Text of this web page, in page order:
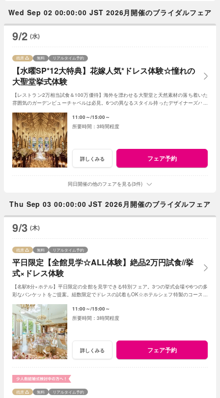
Wed Sep 02 00:00:00 JST 2026月開催のブライダルフェア
9/2 (水)
【水曜SP*12大特典】花嫁人気*ドレス体験☆憧れの
大聖堂挙式体験
残席 無料 リアルタイム予約
【レストラン2万相当試食＆100万優待】海外を漂わせる大聖堂と天然素材の落ち着いた
雰囲気のガーデンビューチャペルは必見。6つの異なるスタイル持ったデザイナーズバン
11:00～ 15:00～
3時間程度
詳しくみる フェア予約
同日開催の他のフェアを見る(3件)
Thu Sep 03 00:00:00 JST 2026月開催のブライダルフェア
9/3 (木)
平日限定【全館見学☆ALL体験】絶品2万円試食//挙
式×ドレス体験
残席 無料 リアルタイム予約
【名駅8分×ホテル】平日限定の全館を見学できる特別フェア。3つの挙式会場や6つの多
彩なバンケットをご提案。組数限定でドレスの試着もOK☆ホテルシェフ特製のコース試
11:00～ 15:00～
3時間程度
詳しくみる フェア予約
残席 無料 リアルタイム予約